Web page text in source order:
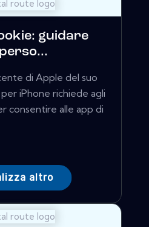
guidare
di Apple del suo
iPhone richiede agli
consentire alle app di
altro